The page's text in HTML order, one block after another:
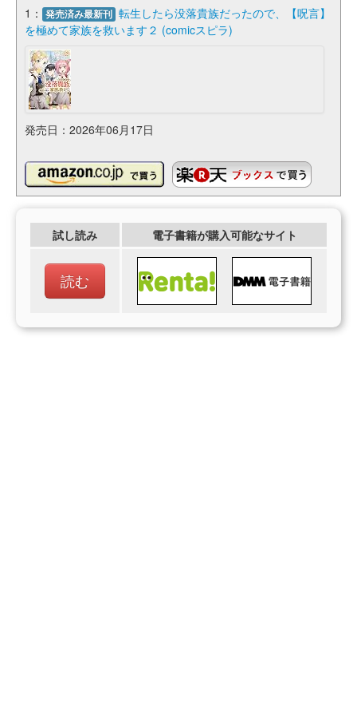
1： 発売済み最新刊 転生したら没落貴族だったので、【呪言】
を極めて家族を救います２ (comicスピラ)
発売日：2026年06月17日
試し読み 電子書籍が購入可能なサイト
読む